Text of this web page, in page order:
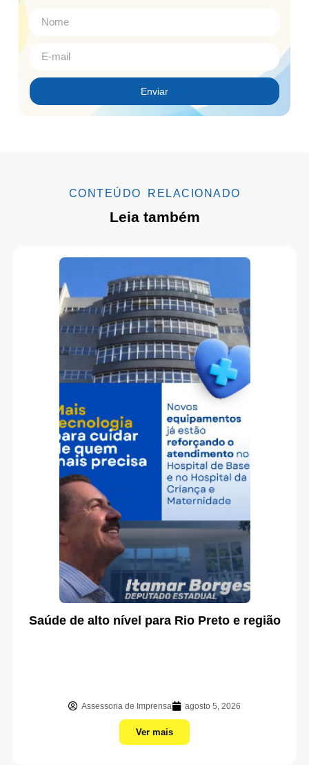
Enviar
CONTEÚDO RELACIONADO
Leia também
Saúde de alto nível para Rio Preto e região
Assessoria de Imprensa agosto 5, 2026
Ver mais